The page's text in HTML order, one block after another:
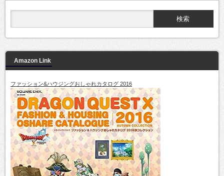
Amazon Link
ファッション&ハウジングおしゃれカタログ 2016